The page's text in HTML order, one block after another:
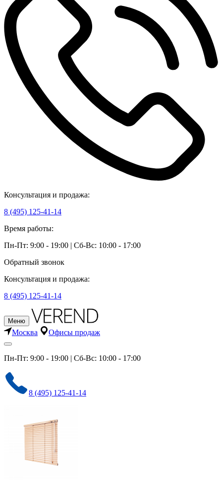
Консультация и продажа:
8 (495) 125-41-14
Время работы:
Пн-Пт: 9:00 - 19:00 | Сб-Вс: 10:00 - 17:00
Обратный звонок
Консультация и продажа:
8 (495) 125-41-14
Меню
Москва Офисы продаж
Пн-Пт: 9:00 - 19:00 | Сб-Вс: 10:00 - 17:00
8 (495) 125-41-14